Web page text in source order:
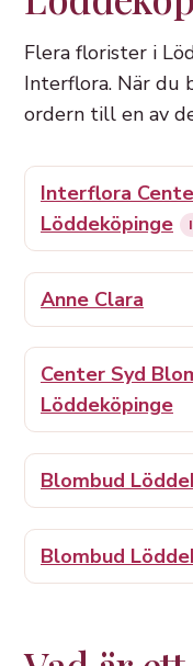
Flera florister i
Interflora. När du
ordern till en av
Interflora
Löddeköpinge
Anne Clara
Center Syd
Löddeköpinge
Blombud
Blombud